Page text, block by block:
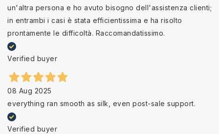
un'altra persona e ho avuto bisogno dell'assistenza clienti;
in entrambi i casi è stata efficientissima e ha risolto
prontamente le difficoltà. Raccomandatissimo.
Verified buyer
08 Aug 2025
everything ran smooth as silk, even post-sale support.
Verified buyer